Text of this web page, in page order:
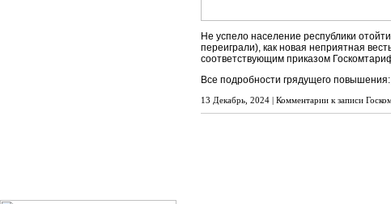
Не успело население республики
переиграли), как новая неприятная
соответствующим приказом
Все подробности грядущего повышения:
13 Декабрь, 2024 | Комментарии к записи